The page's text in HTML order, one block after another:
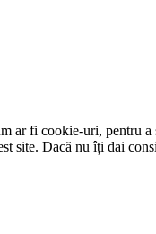
ar fi cookie-uri, pentru
site. Dacă nu îți dai